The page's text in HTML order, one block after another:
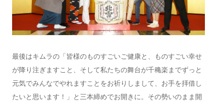
最後はキムラの「皆様のものすごいご健康と、ものすごい幸せ
が降り注ぎますこと、そして私たちの舞台が千穐楽までずっと
元気でみんなでやれますことをお祈りしまして、お手を拝借し
たいと思います！」と三本締めでお開きに。その勢いのまま開